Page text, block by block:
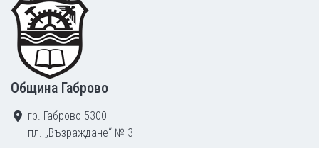
Община Габрово
гр. Габрово 5300
пл. „Възраждане“ № 3